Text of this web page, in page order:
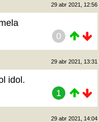
29 abr 2021, 12:56
0
29 abr 2021, 13:31
idol.
1
29 abr 2021, 14:04